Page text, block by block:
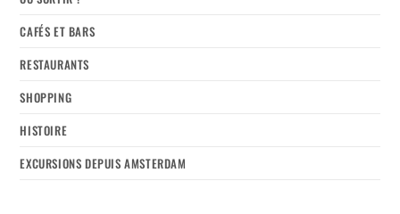
CAFÉS ET BARS
RESTAURANTS
SHOPPING
HISTOIRE
EXCURSIONS DEPUIS AMSTERDAM